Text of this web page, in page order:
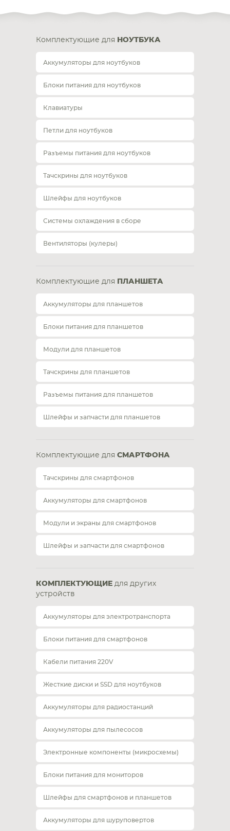
Комплектующие для НОУТБУКА
Аккумуляторы для ноутбуков
Блоки питания для ноутбуков
Клавиатуры
Петли для ноутбуков
Разъемы питания для ноутбуков
Тачскрины для ноутбуков
Шлейфы для ноутбуков
Системы охлаждения в сборе
Вентиляторы (кулеры)
Комплектующие для ПЛАНШЕТА
Аккумуляторы для планшетов
Блоки питания для планшетов
Модули для планшетов
Тачскрины для планшетов
Разъемы питания для планшетов
Шлейфы и запчасти для планшетов
Комплектующие для СМАРТФОНА
Тачскрины для смартфонов
Аккумуляторы для смартфонов
Модули и экраны для смартфонов
Шлейфы и запчасти для смартфонов
КОМПЛЕКТУЮЩИЕ для других
устройств
Аккумуляторы для электротранспорта
Блоки питания для смартфонов
Кабели питания 220V
Жесткие диски и SSD для ноутбуков
Аккумуляторы для радиостанций
Аккумуляторы для пылесосов
Электронные компоненты (микросхемы)
Блоки питания для мониторов
Шлейфы для смартфонов и планшетов
Аккумуляторы для шуруповертов